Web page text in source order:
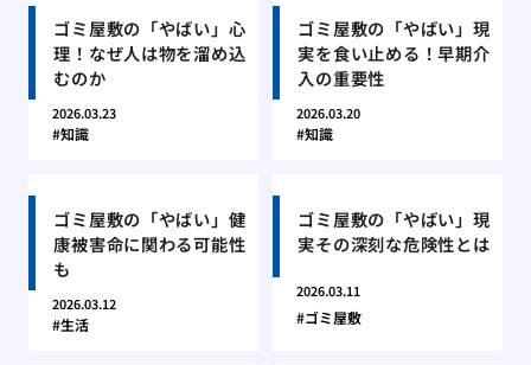
ゴミ屋敷の「やばい」心
理！なぜ人は物を溜め込
むのか
2026.03.23
知識
ゴミ屋敷の「やばい」現
実を食い止める！早期介
入の重要性
2026.03.20
知識
ゴミ屋敷の「やばい」健
康被害命に関わる可能性
も
2026.03.12
生活
ゴミ屋敷の「やばい」現
実その深刻な危険性とは
2026.03.11
ゴミ屋敷